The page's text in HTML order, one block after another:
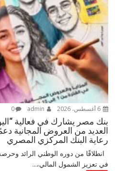
6 أغسطس، 2026 0
بنك مصر يشارك في فعالية
العديد من العروض المجانية
رعاية البنك المركزي المصري
انطلاقًا من دوره الوطني الرائد
في تعزيز الشمول المالي،...